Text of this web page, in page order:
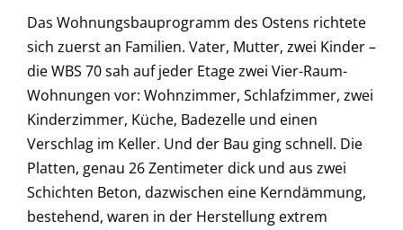
Das Wohnungsbauprogramm des Ostens richtete
sich zuerst an Familien. Vater, Mutter, zwei Kinder –
die WBS 70 sah auf jeder Etage zwei Vier-Raum-
Wohnungen vor: Wohnzimmer, Schlafzimmer, zwei
Kinderzimmer, Küche, Badezelle und einen
Verschlag im Keller. Und der Bau ging schnell. Die
Platten, genau 26 Zentimeter dick und aus zwei
Schichten Beton, dazwischen eine Kerndämmung,
bestehend, waren in der Herstellung extrem